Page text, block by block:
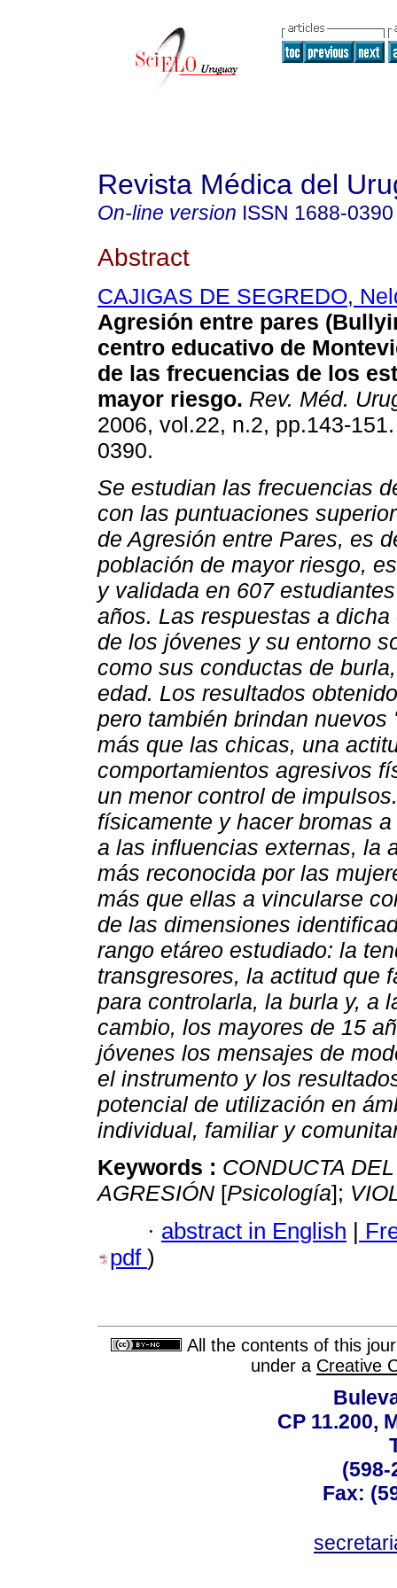
Revista Médica del
On-line version ISSN 1688-0390
Abstract
CAJIGAS DE SEGREDO,
Agresión entre pares
centro educativo de
de las frecuencias de los
mayor riesgo. Rev. Méd.
2006, vol.22, n.2, pp.143-
0390.
Se estudian las frecuencias
con las puntuaciones
de Agresión entre Pares, es
población de mayor riesgo,
y validada en 607
años. Las respuestas a
de los jóvenes y su entorno
como sus conductas de
edad. Los resultados
pero también brindan
más que las chicas, una
comportamientos agresivos
un menor control de
físicamente y hacer bromas
a las influencias externas, la
más reconocida por las
más que ellas a vincularse
de las dimensiones
rango etáreo estudiado: la
transgresores, la actitud que
para controlarla, la burla y, a
cambio, los mayores de 15
jóvenes los mensajes de
el instrumento y los
potencial de utilización en
individual, familiar y
Keywords : CONDUCTA
AGRESIÓN [Psicología];
· abstract in English |
pdf )
All the contents of this
under a Creative
CP 11.200,
(598-
Fax: